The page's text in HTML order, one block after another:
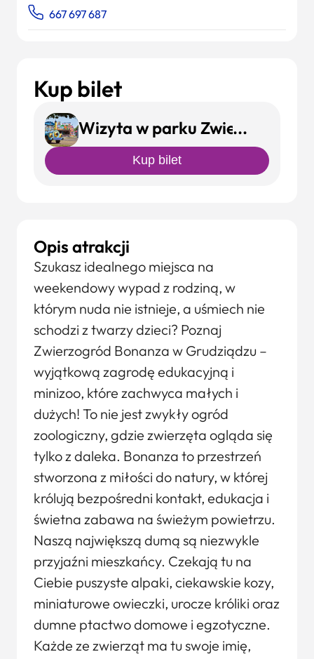
Kup bilet
Wizyta w parku Zwierzogród
Kup bilet
Opis atrakcji
Szukasz idealnego miejsca na
weekendowy wypad z rodziną, w
którym nuda nie istnieje, a uśmiech nie
schodzi z twarzy dzieci? Poznaj
Zwierzogród Bonanza w Grudziądzu –
wyjątkową zagrodę edukacyjną i
minizoo, które zachwyca małych i
dużych! To nie jest zwykły ogród
zoologiczny, gdzie zwierzęta ogląda się
tylko z daleka. Bonanza to przestrzeń
stworzona z miłości do natury, w której
królują bezpośredni kontakt, edukacja i
świetna zabawa na świeżym powietrzu.
Naszą największą dumą są niezwykle
przyjaźni mieszkańcy. Czekają tu na
Ciebie puszyste alpaki, ciekawskie kozy,
miniaturowe owieczki, urocze króliki oraz
dumne ptactwo domowe i egzotyczne.
Każde ze zwierząt ma tu swoje imię,
667 697 687